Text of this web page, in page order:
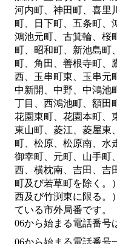
河内町、神田町、喜里
町、日下町、五条町、
鴻池元町、古箕輪、桜
町、昭和町、新池島町
町、角田、善根寺町、
西、玉串町東、玉串元
中新開、中野、中鴻池
丁目、西鴻池町、額田
花園東町、花園本町、
東山町、菱江、菱屋東
町、松原、松原南、水
御幸町、元町、山手町
西、横枕南、吉田、吉
町及び若草町を除く。
西及び竹渕東に限る。
ている市外局番です。
06から始まる電話番号